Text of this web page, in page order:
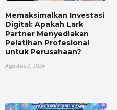
Memaksimalkan Investasi
Digital: Apakah Lark
Partner Menyediakan
Pelatihan Profesional
untuk Perusahaan?
Agustus 7, 2026